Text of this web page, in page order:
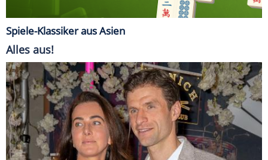
Spiele-Klassiker aus Asien
Alles aus!